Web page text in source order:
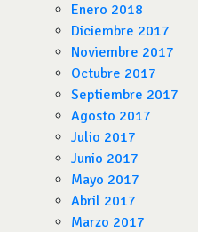
Enero 2018
Diciembre 2017
Noviembre 2017
Octubre 2017
Septiembre 2017
Agosto 2017
Julio 2017
Junio 2017
Mayo 2017
Abril 2017
Marzo 2017